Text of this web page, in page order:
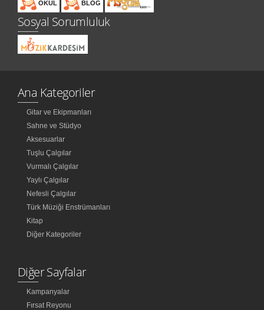
OKUL BLOG
Sosyal Sorumluluk
Ana Kategoriler
Gitar ve Ekipmanları
Sahne ve Stüdyo
Aksesuarlar
Tuşlu Çalgılar
Vurmalı Çalgılar
Yaylı Çalgılar
Nefesli Çalgılar
Türk Müziği Enstrümanları
Kitap
Diğer Kategoriler
Diğer Sayfalar
Kampanyalar
Fırsat Reyonu